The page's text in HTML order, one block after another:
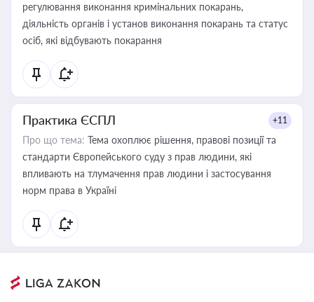
регулювання виконання кримінальних покарань,
діяльність органів і установ виконання покарань та статус
осіб, які відбувають покарання
Практика ЄСПЛ +11
Про що тема: Тема охоплює рішення, правові позиції та
стандарти Європейського суду з прав людини, які
впливають на тлумачення прав людини і застосування
норм права в Україні